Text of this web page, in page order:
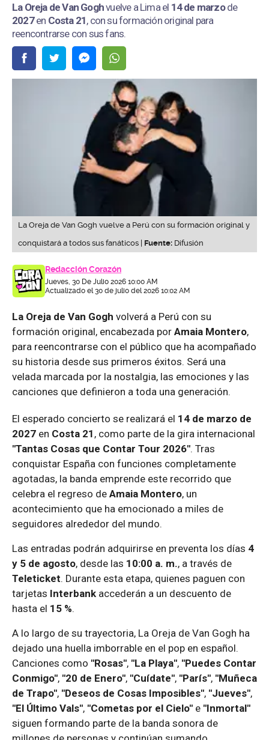
La Oreja de Van Goghvuelve a Lima el 14 de marzode
2027en Costa 21, con su formación original para
reencontrarse con sus fans.
La Oreja de Van Gogh vuelve a Perú con su formación original y
conquistará a todos sus fanáticos | Fuente: Difusión
Redacción Corazón
Jueves, 30 De Julio 2026 10:00 AM
Actualizado el 30 de julio del 2026 10:02 AM
La Oreja de Van Gogh volverá a Perú con su
formación original, encabezada por Amaia Montero,
para reencontrarse con el público que ha acompañado
su historia desde sus primeros éxitos. Será una
velada marcada por la nostalgia, las emociones y las
canciones que definieron a toda una generación.
El esperado concierto se realizará el 14 de marzo de
2027 en Costa 21 , como parte de la gira internacional
"Tantas Cosas que Contar Tour 2026". Tras
conquistar España con funciones completamente
agotadas, la banda emprende este recorrido que
celebra el regreso de Amaia Montero, un
acontecimiento que ha emocionado a miles de
seguidores alrededor del mundo.
Las entradas podrán adquirirse en preventa los días 4
y 5 de agosto, desde las 10:00 a. m., a través de
Teleticket. Durante esta etapa, quienes paguen con
tarjetas Interbank accederán a un descuento de
hasta el 15 %.
A lo largo de su trayectoria, La Oreja de Van Gogh ha
dejado una huella imborrable en el pop en español.
Canciones como "Rosas", "La Playa", "Puedes Contar
Conmigo", "20 de Enero", "Cuídate", "París", "Muñeca
de Trapo", "Deseos de Cosas Imposibles", "Jueves",
"El Último Vals", "Cometas por el Cielo" e "Inmortal"
siguen formando parte de la banda sonora de